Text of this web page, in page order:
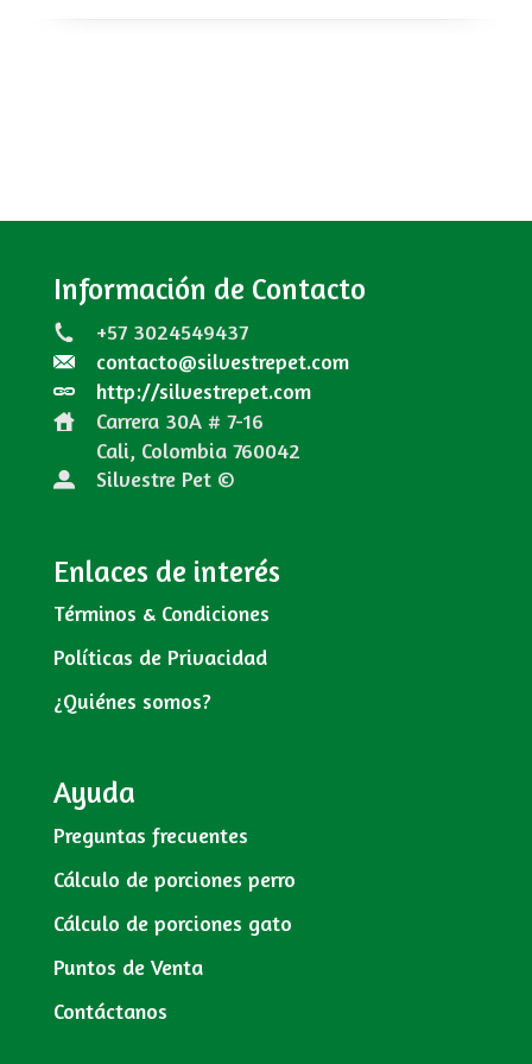
Información de Contacto
+57 3024549437
contacto@silvestrepet.com
http://silvestrepet.com
Carrera 30A # 7-16
Cali, Colombia 760042
Silvestre Pet ©
Enlaces de interés
Términos & Condiciones
Políticas de Privacidad
¿Quiénes somos?
Ayuda
Preguntas frecuentes
Cálculo de porciones perro
Cálculo de porciones gato
Puntos de Venta
Contáctanos